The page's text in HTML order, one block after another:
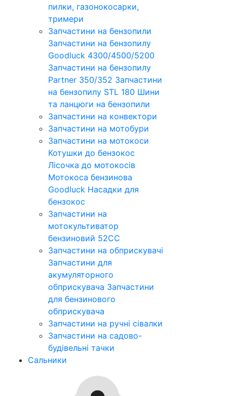
пилки, газонокосарки,
тримери
Запчастини на бензопили
Запчастини на бензопилу
Goodluck 4300/4500/5200
Запчастини на бензопилу
Partner 350/352 Запчастини
на бензопилу STL 180 Шини
та ланцюги на бензопили
Запчастини на конвектори
Запчастини на мотобури
Запчастини на мотокоси
Котушки до бензокос
Лісочка до мотокосів
Мотокоса бензинова
Goodluck Насадки для
бензокос
Запчастини на
мотокультиватор
бензиновий 52СС
Запчастини на обприскувачі
Запчастини для
акумуляторного
обприскувача Запчастини
для бензинового
обприскувача
Запчастини на ручні сівалки
Запчастини на садово-
будівельні тачки
Сальники